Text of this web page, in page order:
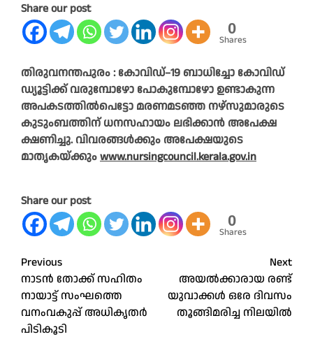
Share our post
0
Shares
തിരുവനന്തപുരം : കോവിഡ്–19 ബാധിച്ചോ കോവിഡ്
ഡ്യൂട്ടിക്ക് വരുമ്പോഴോ പോകുമ്പോഴോ ഉണ്ടാകുന്ന
അപകടത്തിൽപെട്ടോ മരണമടഞ്ഞ നഴ്സുമാരുടെ
കുടുംബത്തിന് ധനസഹായം ലഭിക്കാൻ അപേക്ഷ
ക്ഷണിച്ചു. വിവരങ്ങൾക്കും അപേക്ഷയുടെ
മാതൃകയ്ക്കുംwww.nursingcouncil.kerala.gov.in
Share our post
0
Shares
Post
navigation
Previous
നാടന്‍ തോക്ക് സഹിതം
നായാട്ട് സംഘത്തെ
വനംവകുപ്പ് അധികൃതർ
പിടികൂടി
Next
അയല്‍ക്കാരായ രണ്ട്‌
യുവാക്കൾ ഒരേ ദിവസം
തൂങ്ങിമരിച്ച നിലയില്‍